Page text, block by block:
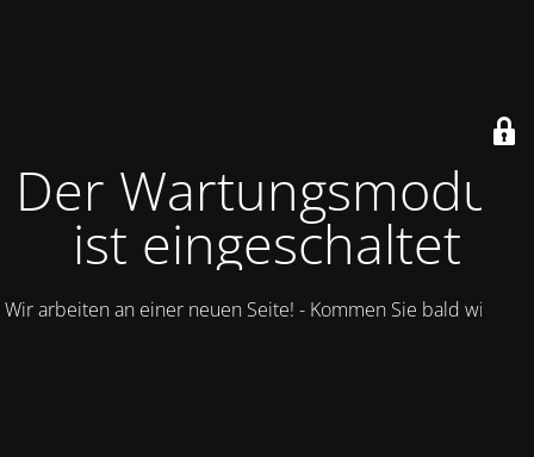
Der Wartungsmodus
ist eingeschaltet
Wir arbeiten an einer neuen Seite! - Kommen Sie bald wieder.